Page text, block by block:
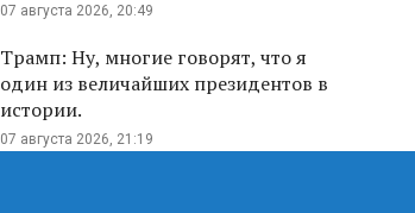
07 августа 2026, 20:49
Трамп: Ну, многие говорят, что я
один из величайших президентов в
истории.
07 августа 2026, 21:19